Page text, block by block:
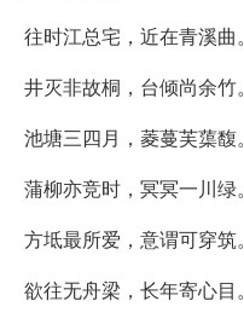
往时江总宅，近在青溪曲。
井灭非故桐，台倾尚余竹。
池塘三四月，菱蔓芙蕖馥。
蒲柳亦竞时，冥冥一川绿。
方坻最所爱，意谓可穿筑。
欲往无舟梁，长年寄心目。